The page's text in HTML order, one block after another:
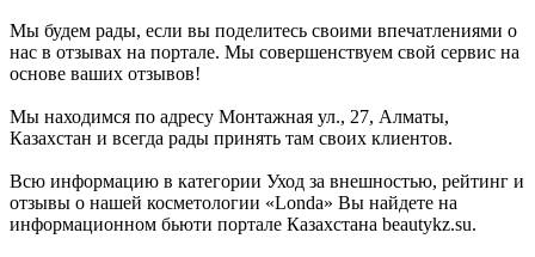
Мы будем рады, если вы поделитесь своими впечатлениями о
нас в отзывах на портале. Мы совершенствуем свой сервис на
основе ваших отзывов!
Мы находимся по адресу Монтажная ул., 27, Алматы,
Казахстан и всегда рады принять там своих клиентов.
Всю информацию в категории Уход за внешностью, рейтинг и
отзывы о нашей косметологии «Londa» Вы найдете на
информационном бьюти портале Казахстана beautykz.su.